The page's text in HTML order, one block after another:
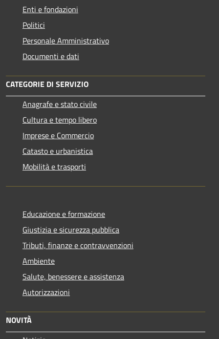
Enti e fondazioni
Politici
Personale Amministrativo
Documenti e dati
CATEGORIE DI SERVIZIO
Anagrafe e stato civile
Cultura e tempo libero
Imprese e Commercio
Catasto e urbanistica
Mobilità e trasporti
Educazione e formazione
Giustizia e sicurezza pubblica
Tributi, finanze e contravvenzioni
Ambiente
Salute, benessere e assistenza
Autorizzazioni
NOVITÀ